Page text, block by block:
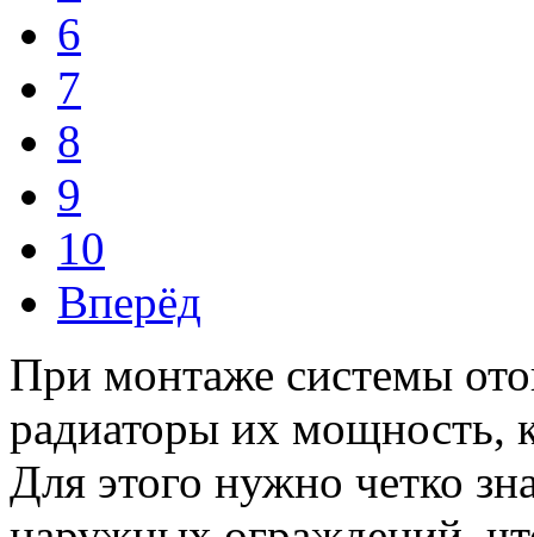
6
7
8
9
10
Вперёд
При монтаже системы
радиаторы их мощность,
Для этого нужно четко